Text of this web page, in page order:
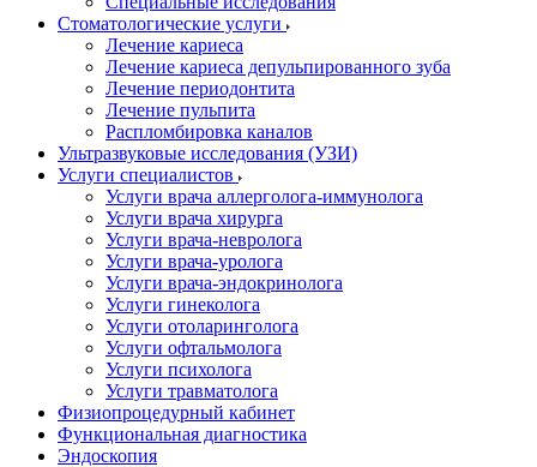
Стоматологические услуги
Лечение кариеса
Лечение кариеса депульпированного зуба
Лечение периодонтита
Лечение пульпита
Распломбировка каналов
Ультразвуковые исследования (УЗИ)
Услуги специалистов
Услуги врача аллерголога-иммунолога
Услуги врача хирурга
Услуги врача-невролога
Услуги врача-уролога
Услуги врача-эндокринолога
Услуги гинеколога
Услуги отоларинголога
Услуги офтальмолога
Услуги психолога
Услуги травматолога
Физиопроцедурный кабинет
Функциональная диагностика
Эндоскопия